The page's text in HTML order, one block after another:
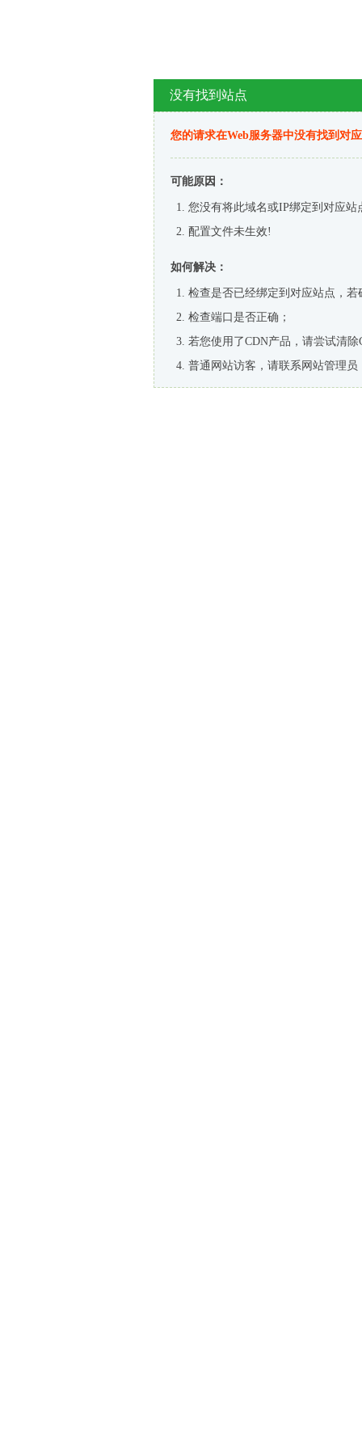
没有找到站点
您的请求在Web服务器中没有找到对
可能原因：
您没有将此域名或IP绑定到对应站
配置文件未生效!
如何解决：
检查是否已经绑定到对应站点，
检查端口是否正确；
若您使用了CDN产品，请尝试清除
普通网站访客，请联系网站管理员